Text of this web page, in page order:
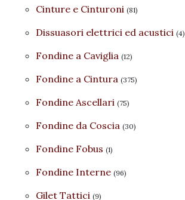
Cinture e Cinturoni (81)
Dissuasori elettrici ed acustici (4)
Fondine a Caviglia (12)
Fondine a Cintura (375)
Fondine Ascellari (75)
Fondine da Coscia (30)
Fondine Fobus (1)
Fondine Interne (96)
Gilet Tattici (9)